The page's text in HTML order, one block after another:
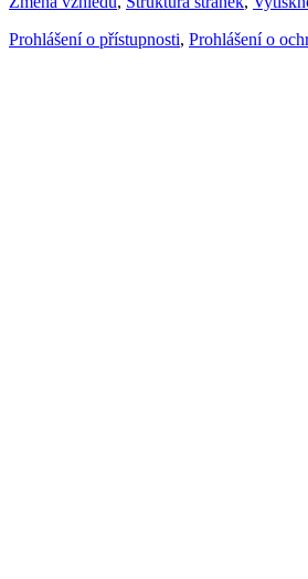
Prohlášení o přístupnosti, Prohlášení o